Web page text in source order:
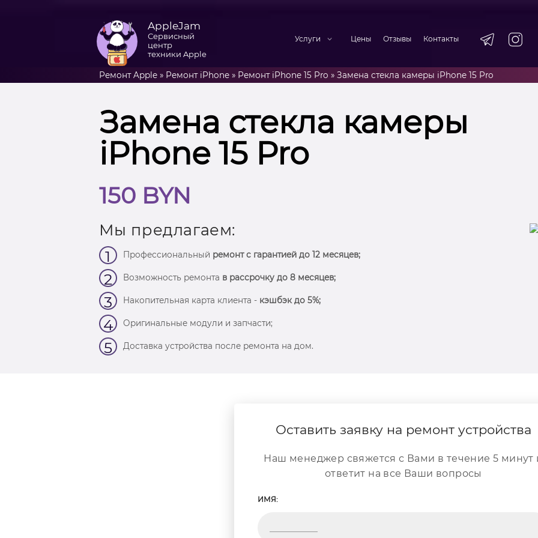
AppleJam
Сервисный
центр
техники Apple
Услуги Цены Отзывы Контакты
Ремонт Apple» Ремонт iPhone» Ремонт iPhone 15 Pro » Замена стекла камеры iPhone 15 Pro
Замена стекла камеры
iPhone 15 Pro
150 BYN
Мы предлагаем:
1 Профессиональный ремонт с гарантией до 12 месяцев;
2 Возможность ремонта в рассрочку до 8 месяцев;
3 Накопительная карта клиента - кэшбэк до 5%;
4 Оригинальные модули и запчасти;
5 Доставка устройства после ремонта на дом.
Оставить заявку на ремонт устройства
Наш менеджер свяжется с Вами в течение 5 минут
ответит на все Ваши вопросы
ИМЯ: